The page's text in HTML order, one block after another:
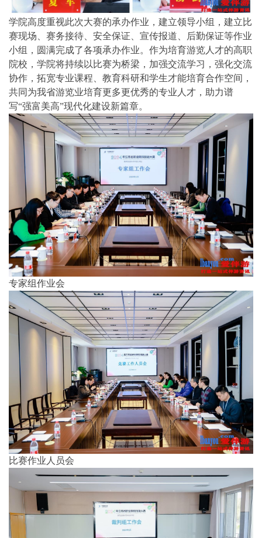
学院高度重视此次大赛的承办作业，建立领导小组，建立比
赛现场、赛务接待、安全保证、宣传报道、后勤保证等作业
小组，圆满完成了各项承办作业。作为培育游览人才的高职
院校，学院将持续以比赛为桥梁，加强交流学习，强化交流
协作，拓宽专业课程、教育科研和学生才能培育合作空间，
共同为我省游览业培育更多更优秀的专业人才，助力谱
写“强富美高”现代化建设新篇章。
专家组作业会
比赛作业人员会